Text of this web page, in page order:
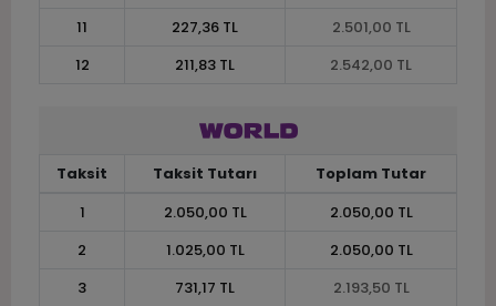
11
227,36 TL
2.501,00 TL
12
211,83 TL 2.542,00 TL
Taksit Taksit Tutarı
Toplam Tutar
1
2.050,00 TL
2.050,00 TL
2
1.025,00 TL
2.050,00 TL
3
731,17 TL
2.193,50 TL